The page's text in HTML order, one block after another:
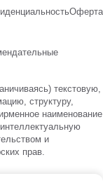
Оферта
текстовую,
структуру,
наименование
и
прав.